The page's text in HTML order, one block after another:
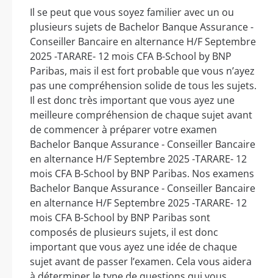
Il se peut que vous soyez familier avec un ou
plusieurs sujets de Bachelor Banque Assurance -
Conseiller Bancaire en alternance H/F Septembre
2025 -TARARE- 12 mois CFA B-School by BNP
Paribas, mais il est fort probable que vous n’ayez
pas une compréhension solide de tous les sujets.
Il est donc très important que vous ayez une
meilleure compréhension de chaque sujet avant
de commencer à préparer votre examen
Bachelor Banque Assurance - Conseiller Bancaire
en alternance H/F Septembre 2025 -TARARE- 12
mois CFA B-School by BNP Paribas. Nos examens
Bachelor Banque Assurance - Conseiller Bancaire
en alternance H/F Septembre 2025 -TARARE- 12
mois CFA B-School by BNP Paribas sont
composés de plusieurs sujets, il est donc
important que vous ayez une idée de chaque
sujet avant de passer l’examen. Cela vous aidera